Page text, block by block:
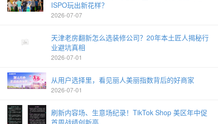
ISPO玩出新花样？
2026-07-07
天津老房翻新怎么选装修公司？20年本土匠人揭秘行
业避坑真相
2026-07-01
从用户选择里，看见丽人美丽指数背后的好商家
2026-07-01
刷新内容场、生意场纪录！TikTok Shop 美区年中促
首周战绩创新高